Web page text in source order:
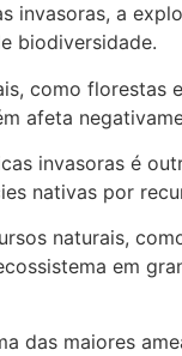
invasoras, a
biodiversidade.
como florestas
afeta
invasoras é
nativas por
naturais,
em
das maiores